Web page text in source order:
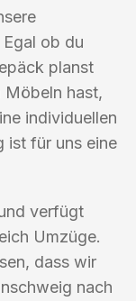
ob du
planst
Möbeln hast,
individuellen
ist für uns eine
verfügt
Umzüge.
dass wir
nach